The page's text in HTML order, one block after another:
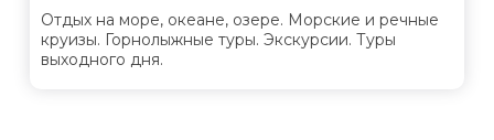
Отдых на море, океане, озере. Морские и речные
круизы. Горнолыжные туры. Экскурсии. Туры
выходного дня.